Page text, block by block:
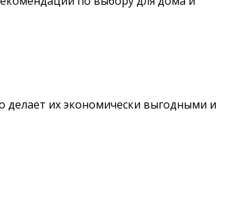
делает их экономически выгодными и